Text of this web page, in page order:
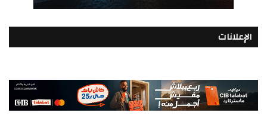
الإعلانات